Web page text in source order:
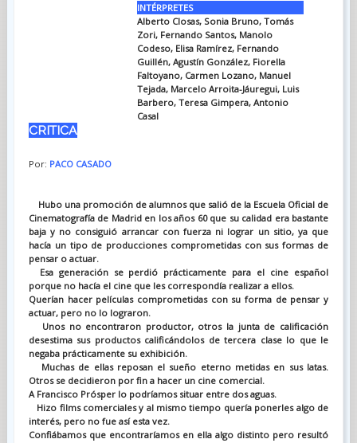
INTÉRPRETES
Alberto Closas, Sonia Bruno, Tomás
Zori, Fernando Santos, Manolo
Codeso, Elisa Ramírez, Fernando
Guillén, Agustín González, Fiorella
Faltoyano, Carmen Lozano, Manuel
Tejada, Marcelo Arroita-Jáuregui, Luis
Barbero, Teresa Gimpera, Antonio
Casal
CRITICA
Por: PACO CASADO
Hubo una promoción de alumnos que salió de la Escuela Oficial de
Cinematografía de Madrid en los años 60 que su calidad era bastante
baja y no consiguió arrancar con fuerza ni lograr un sitio, ya que
hacía un tipo de producciones comprometidas con sus formas de
pensar o actuar.
Esa generación se perdió prácticamente para el cine español
porque no hacía el cine que les correspondía realizar a ellos.
Querían hacer películas comprometidas con su forma de pensar y
actuar, pero no lo lograron.
Unos no encontraron productor, otros la junta de calificación
desestima sus productos calificándolos de tercera clase lo que le
negaba prácticamente su exhibición.
Muchas de ellas reposan el sueño eterno metidas en sus latas.
Otros se decidieron por fin a hacer un cine comercial.
A Francisco Prósper lo podríamos situar entre dos aguas.
Hizo films comerciales y al mismo tiempo quería ponerles algo de
interés, pero no fue así esta vez.
Confiábamos que encontraríamos en ella algo distinto pero resultó